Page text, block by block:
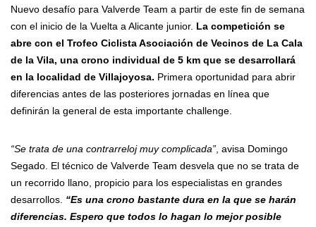
Nuevo desafío para Valverde Team a partir de este fin de semana
con el inicio de la Vuelta a Alicante junior. La competición se
abre con el Trofeo Ciclista Asociación de Vecinos de La Cala
de la Vila, una crono individual de 5 km que se desarrollará
en la localidad de Villajoyosa. Primera oportunidad para abrir
diferencias antes de las posteriores jornadas en línea que
definirán la general de esta importante challenge.
“Se trata de una contrarreloj muy complicada” , avisa Domingo
Segado. El técnico de Valverde Team desvela que no se trata de
un recorrido llano, propicio para los especialistas en grandes
desarrollos. “Es una crono bastante dura en la que se harán
diferencias. Espero que todos lo hagan lo mejor posible